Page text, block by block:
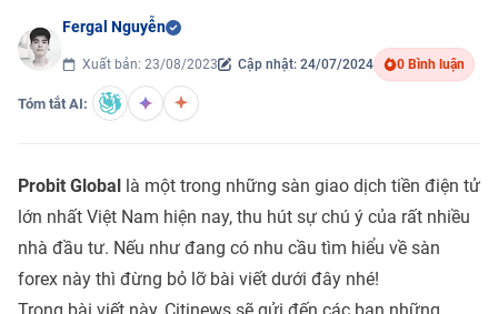
Fergal Nguyễn
Xuất bản: 23/08/2023 Cập nhật: 24/07/2024 0 Bình luận
Tóm tắt AI:
Probit Global
là một trong những sàn giao dịch tiền điện tử
lớn nhất Việt Nam hiện nay, thu hút sự chú ý của rất nhiều
nhà đầu tư. Nếu như đang có nhu cầu tìm hiểu về sàn
forex này thì đừng bỏ lỡ bài viết dưới đây nhé!